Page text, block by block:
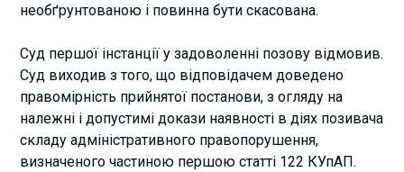
необґрунтованою і повинна бути скасована.
Суд першої інстанції у задоволенні позову відмовив.
Суд виходив з того, що відповідачем доведено
правомірність прийнятої постанови, з огляду на
належні і допустимі докази наявності в діях позивача
складу адміністративного правопорушення,
визначеного частиною першою статті 122 КУпАП.